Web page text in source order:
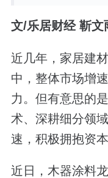
文/乐居财经 靳文
近几年，家居建
中，整体市场增
力。但有意思的
术、深耕细分领
速，积极拥抱资本
近日，木器涂料